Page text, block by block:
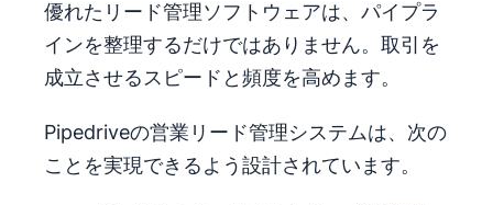
優れたリード管理ソフトウェアは、パイプラ
インを整理するだけではありません。取引を
成立させるスピードと頻度を高めます。
Pipedriveの営業リード管理システムは、次の
ことを実現できるよう設計されています。